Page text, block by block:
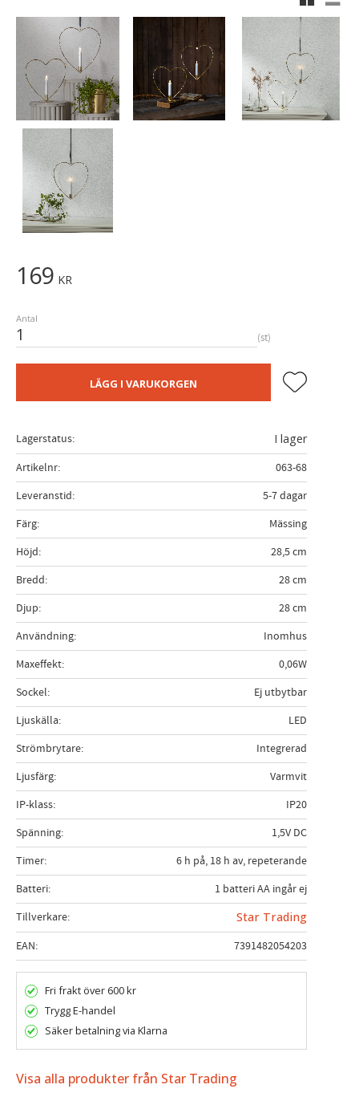
169 KR
Antal
st
LÄGG I VARUKORGEN Lägg till i
Lagerstatus
I lager
Artikelnr
063-68
Leveranstid
5-7 dagar
Färg
Mässing
Höjd
28,5 cm
Bredd
28 cm
Djup
28 cm
Användning
Inomhus
Maxeffekt
0,06W
Sockel
Ej utbytbar
Ljuskälla
LED
Strömbrytare
Integrerad
Ljusfärg
Varmvit
IP-klass
IP20
Spänning
1,5V DC
Timer
6 h på, 18 h av, repeterande
Batteri
1 batteri AA ingår ej
Tillverkare
Star Trading
EAN
7391482054203
Fri frakt över 600 kr
Trygg E-handel
Säker betalning via Klarna
Visa alla produkter från Star Trading